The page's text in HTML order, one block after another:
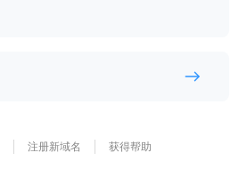
注册新域名 获得帮助